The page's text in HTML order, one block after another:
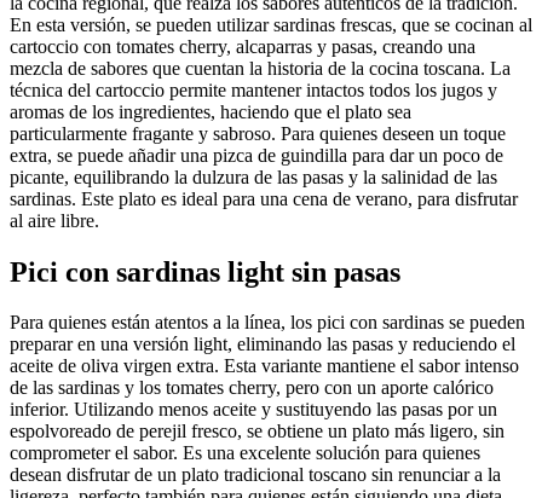
En esta versión, se pueden utilizar sardinas frescas, que se cocinan al
cartoccio con tomates cherry, alcaparras y pasas, creando una
mezcla de sabores que cuentan la historia de la cocina toscana. La
técnica del cartoccio permite mantener intactos todos los jugos y
aromas de los ingredientes, haciendo que el plato sea
particularmente fragante y sabroso. Para quienes deseen un toque
extra, se puede añadir una pizca de guindilla para dar un poco de
picante, equilibrando la dulzura de las pasas y la salinidad de las
sardinas. Este plato es ideal para una cena de verano, para disfrutar
al aire libre.
Pici con sardinas light sin pasas
Para quienes están atentos a la línea, los pici con sardinas se pueden
preparar en una versión light, eliminando las pasas y reduciendo el
aceite de oliva virgen extra. Esta variante mantiene el sabor intenso
de las sardinas y los tomates cherry, pero con un aporte calórico
inferior. Utilizando menos aceite y sustituyendo las pasas por un
espolvoreado de perejil fresco, se obtiene un plato más ligero, sin
comprometer el sabor. Es una excelente solución para quienes
desean disfrutar de un plato tradicional toscano sin renunciar a la